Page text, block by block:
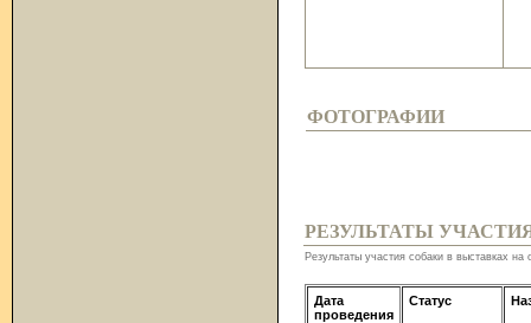
ФОТОГРАФИИ
РЕЗУЛЬТАТЫ
Результаты участия собаки в выставках
Дата
проведения
Статус